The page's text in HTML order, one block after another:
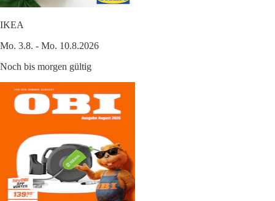
IKEA
Mo. 3.8. - Mo. 10.8.2026
Noch bis morgen gültig